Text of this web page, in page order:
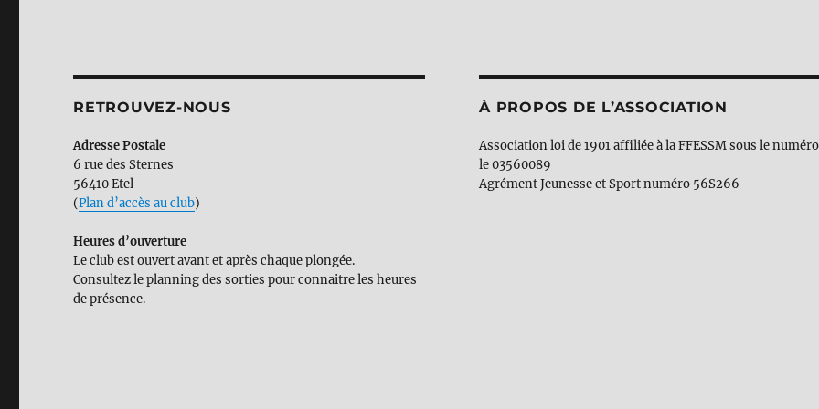
RETROUVEZ-NOUS
Adresse Postale
6 rue des Sternes
56410 Etel
(Plan d’accès au club)
Heures d’ouverture
Le club est ouvert avant et après chaque plongée.
Consultez le planning des sorties pour connaitre les heures
de présence.
À PROPOS DE L’ASSOCIATION
Association loi de 1901 affiliée à la FFESSM sous le numéro
le 03560089
Agrément Jeunesse et Sport numéro 56S266